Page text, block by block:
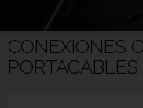
CONEXIONES
PORTACABLES